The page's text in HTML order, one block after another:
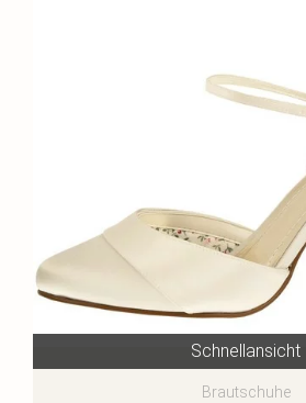
Schnellansicht
Brautschuhe